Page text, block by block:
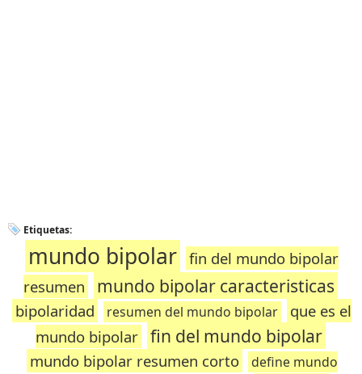
Etiquetas:
mundo bipolar fin del mundo bipolar
resumen
mundo bipolar caracteristicas
bipolaridad resumen del mundo bipolar
que es el
mundo bipolar
fin del mundo bipolar
mundo bipolar resumen corto
define mundo